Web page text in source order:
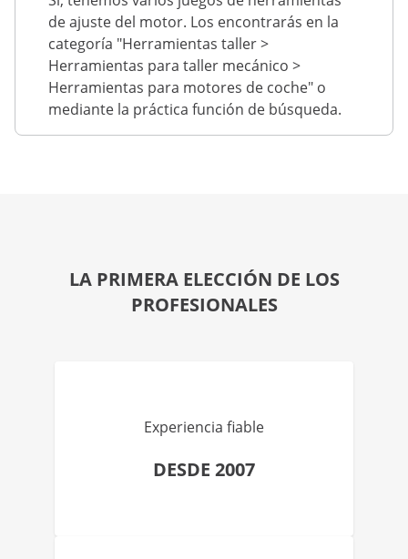
de ajuste del motor. Los encontrarás en la
categoría "Herramientas taller >
Herramientas para taller mecánico >
Herramientas para motores de coche" o
mediante la práctica función de búsqueda.
LA PRIMERA ELECCIÓN DE LOS
PROFESIONALES
Experiencia fiable
DESDE 2007